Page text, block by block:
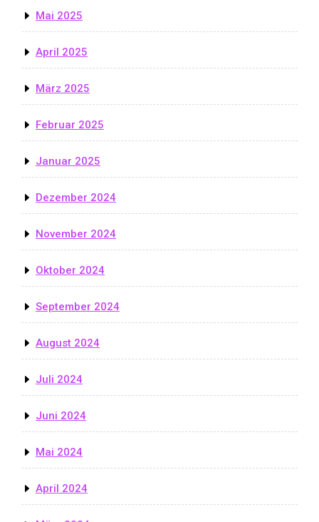
Mai 2025
April 2025
März 2025
Februar 2025
Januar 2025
Dezember 2024
November 2024
Oktober 2024
September 2024
August 2024
Juli 2024
Juni 2024
Mai 2024
April 2024